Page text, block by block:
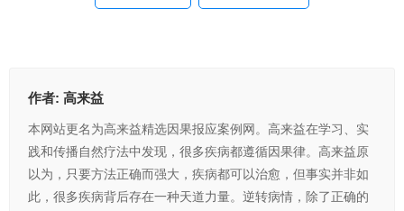
作者: 高来益
本网站更名为高来益精选因果报应案例网。高来益在学习、实
践和传播自然疗法中发现，很多疾病都遵循因果律。高来益原
以为，只要方法正确而强大，疾病都可以治愈，但事实并非如
此，很多疾病背后存在一种天道力量。逆转病情，除了正确的